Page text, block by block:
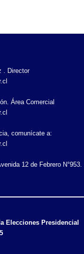
. Director
Área Comercial
comunícate a:
12 de Febrero N°953.
Elecciones Presidencial